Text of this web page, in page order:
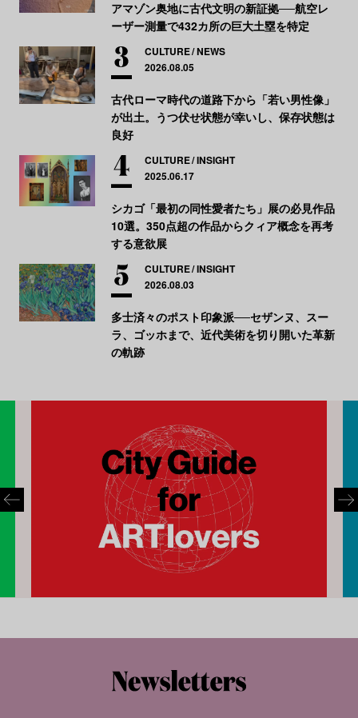
アマゾン奥地に古代文明の新証拠──航空レ
ーザー測量で432カ所の巨大土塁を特定
CULTURE NEWS
2026.08.05
古代ローマ時代の道路下から「若い男性像」
が出土。うつ伏せ状態が幸いし、保存状態は
良好
CULTURE INSIGHT
2025.06.17
シカゴ「最初の同性愛者たち」展の必見作品
10選。350点超の作品からクィア概念を再考
する意欲展
CULTURE INSIGHT
2026.08.03
多士済々のポスト印象派──セザンヌ、スー
ラ、ゴッホまで、近代美術を切り開いた革新
の軌跡